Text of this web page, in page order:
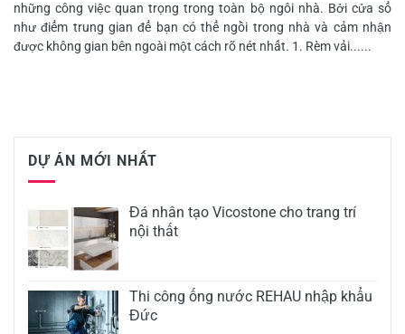
những công việc quan trọng trong toàn bộ ngôi nhà. Bởi cửa sổ
như điểm trung gian để bạn có thể ngồi trong nhà và cảm nhận
được không gian bên ngoài một cách rõ nét nhất. 1. Rèm vải......
DỰ ÁN MỚI NHẤT
Đá nhân tạo Vicostone cho trang trí
nội thất
Thi công ống nước REHAU nhập khẩu
Đức